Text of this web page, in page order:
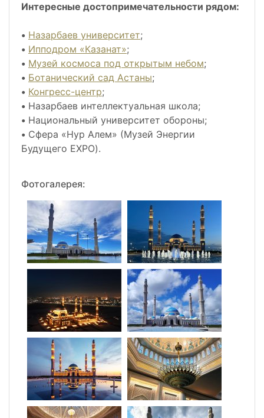
Интересные достопримечательности рядом:
• Назарбаев университет;
• Ипподром «Казанат»;
• Музей космоса под открытым небом;
• Ботанический сад Астаны;
• Конгресс-центр;
• Назарбаев интеллектуальная школа;
• Национальный университет обороны;
• Сфера «Нур Алем» (Музей Энергии
Будущего EXPO).
Фотогалерея: